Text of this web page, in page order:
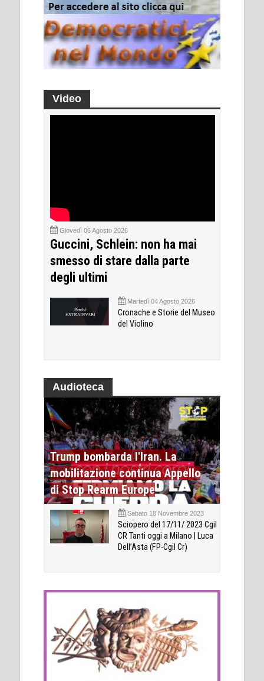
Video
Giovedì 06 Agosto 2026
Guccini, Schlein: non ha mai
smesso di stare dalla parte
degli ultimi
Martedì 04 Agosto 2026
Cronache e Storie del Museo
del Violino
Audioteca
Trump bombarda l'Iran. La
mobilitazione continua Appello
di Stop Rearm Europe
Sabato 18 Novembre 2023
Sciopero del 17/11/ 2023 Cgil
CR Tanti oggi a Milano | Luca
Dell’Asta (FP-Cgil Cr)